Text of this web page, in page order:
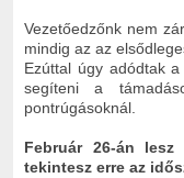
Vezetőedzőnk nem
mindig az az
Ezúttal úgy adódtak
segíteni a
pontrúgásoknál.
Február 26-án
tekintesz erre az